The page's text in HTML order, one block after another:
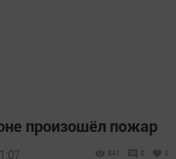
произошёл пожар
841 0 0